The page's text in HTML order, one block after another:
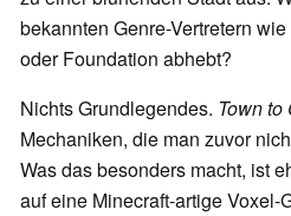
bekannten Genre-Vertretern
oder Foundation abhebt?
Nichts Grundlegendes. Town to
Mechaniken, die man zuvor
Was das besonders macht, ist
auf eine Minecraft-artige Voxel-